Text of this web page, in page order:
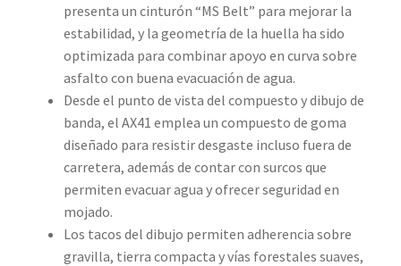
presenta un cinturón “MS Belt” para mejorar la
estabilidad, y la geometría de la huella ha sido
optimizada para combinar apoyo en curva sobre
asfalto con buena evacuación de agua.
Desde el punto de vista del compuesto y dibujo de
banda, el AX41 emplea un compuesto de goma
diseñado para resistir desgaste incluso fuera de
carretera, además de contar con surcos que
permiten evacuar agua y ofrecer seguridad en
mojado.
Los tacos del dibujo permiten adherencia sobre
gravilla, tierra compacta y vías forestales suaves,